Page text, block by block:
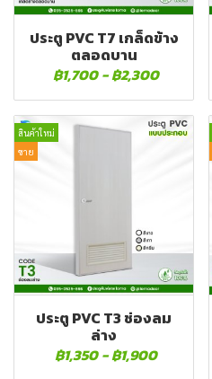
ประตู PVC T7 เกล็ดข้าง
ตลอดบาน
฿1,700 -฿2,300
สินค้าใหม่
ขาย
ประตู PVC T3 ช่องลม
ล่าง
฿1,350 -฿1,900